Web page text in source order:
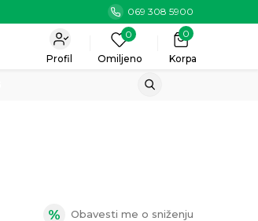
069 308 5900
Korpa
0
0
Omiljeno
Profil
Obavesti me o sniženju